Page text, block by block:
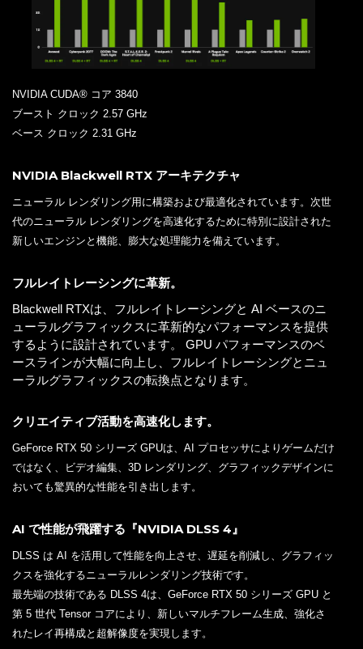
NVIDIA CUDA® コア 3840
ブースト クロック 2.57 GHz
ベース クロック 2.31 GHz
NVIDIA Blackwell RTX アーキテクチャ
ニューラル レンダリング用に構築および最適化されています。次世
代のニューラル レンダリングを高速化するために特別に設計された
新しいエンジンと機能、膨大な処理能力を備えています。
フルレイトレーシングに革新。
Blackwell RTXは、フルレイトレーシングと AI ベースのニ
ューラルグラフィックスに革新的なパフォーマンスを提供
するように設計されています。 GPU パフォーマンスのベ
ースラインが大幅に向上し、フルレイトレーシングとニュ
ーラルグラフィックスの転換点となります。
クリエイティブ活動を高速化します。
GeForce RTX 50 シリーズ GPUは、AI プロセッサによりゲームだけ
ではなく、ビデオ編集、3D レンダリング、グラフィックデザインに
おいても驚異的な性能を引き出します。
AI で性能が飛躍する『NVIDIA DLSS 4』
DLSS は AI を活用して性能を向上させ、遅延を削減し、グラフィッ
クスを強化するニューラルレンダリング技術です。
最先端の技術である DLSS 4は、GeForce RTX 50 シリーズ GPU と
第 5 世代 Tensor コアにより、新しいマルチフレーム生成、強化さ
れたレイ再構成と超解像度を実現します。